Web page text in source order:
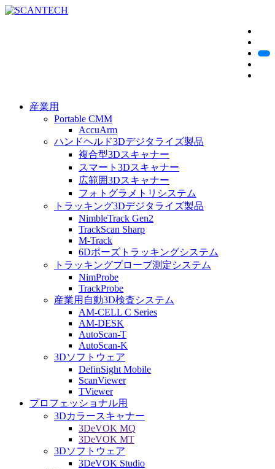
産業用
Portable CMM
AccuArm
ハンドヘルド3Dデジタライズ製品
複合型3Dスキャナー
スマート3Dスキャナー
広範囲3Dスキャナー
フォトグラメトリシステム
トラッキング3Dデジタライズ製品
NimbleTrack Gen2
TrackScan Sharp
M-Track
6Dポーズトラッキングシステム
トラッキングプローブ測定システム
NimProbe
TrackProbe
産業用自動3D検査システム
AM-CELL C Series
AM-DESK
AutoScan-T
AutoScan-K
3Dソフトウェア
DefinSight Mobile
ScanViewer
TViewer
プロフェッショナル用
3Dカラースキャナー
3DeVOK MQ
3DeVOK MT
3Dソフトウェア
3DeVOK Studio